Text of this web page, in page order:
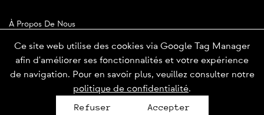
Ce site web utilise des cookies via Google Tag Manager
afin d'améliorer ses fonctionnalités et votre expérience
de navigation. Pour en savoir plus, veuillez consulter notre
politique de confidentialité.
Refuser
Accepter
À Propos De Nous
Notre Blogue
Politique de confidentialité